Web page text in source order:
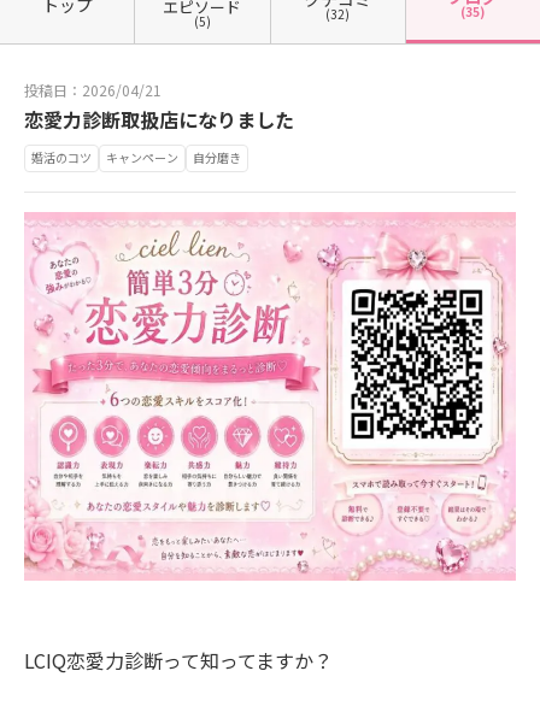
エピソード
(5) (32) (35)
投稿日：2026/04/21
恋愛力診断取扱店になりました
婚活のコツ キャンペーン 自分磨き
LCIQ恋愛力診断って知ってますか？